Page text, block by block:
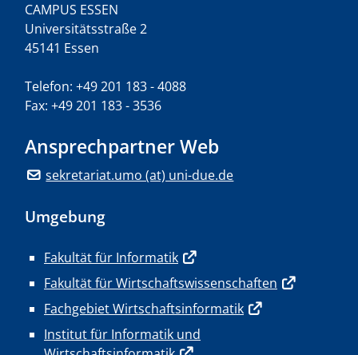
CAMPUS ESSEN
Universitätsstraße 2
45141 Essen
Telefon: +49 201 183 - 4088
Fax: +49 201 183 - 3536
Ansprechpartner Web
sekretariat.umo (at) uni-due.de
Umgebung
Fakultät für Informatik
Fakultät für Wirtschaftswissenschaften
Fachgebiet Wirtschaftsinformatik
Institut für Informatik und